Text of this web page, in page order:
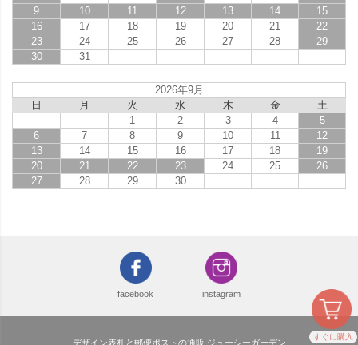
すぐに購入
9
10 11 12 13 14
15
16
17 18 19 20 21
22
23
24 25 26 27 28
29
30
31
2026年9月
日
月 火 水 木 金
土
1
2 3 4
5
6
7 8 9 10 11
12
13
14 15 16 17 18
19
20
21 22 23 24 25
26
27
28 29 30
facebook instagram
デザイン表札と郵便ポストの通販 ジューシーガーデン